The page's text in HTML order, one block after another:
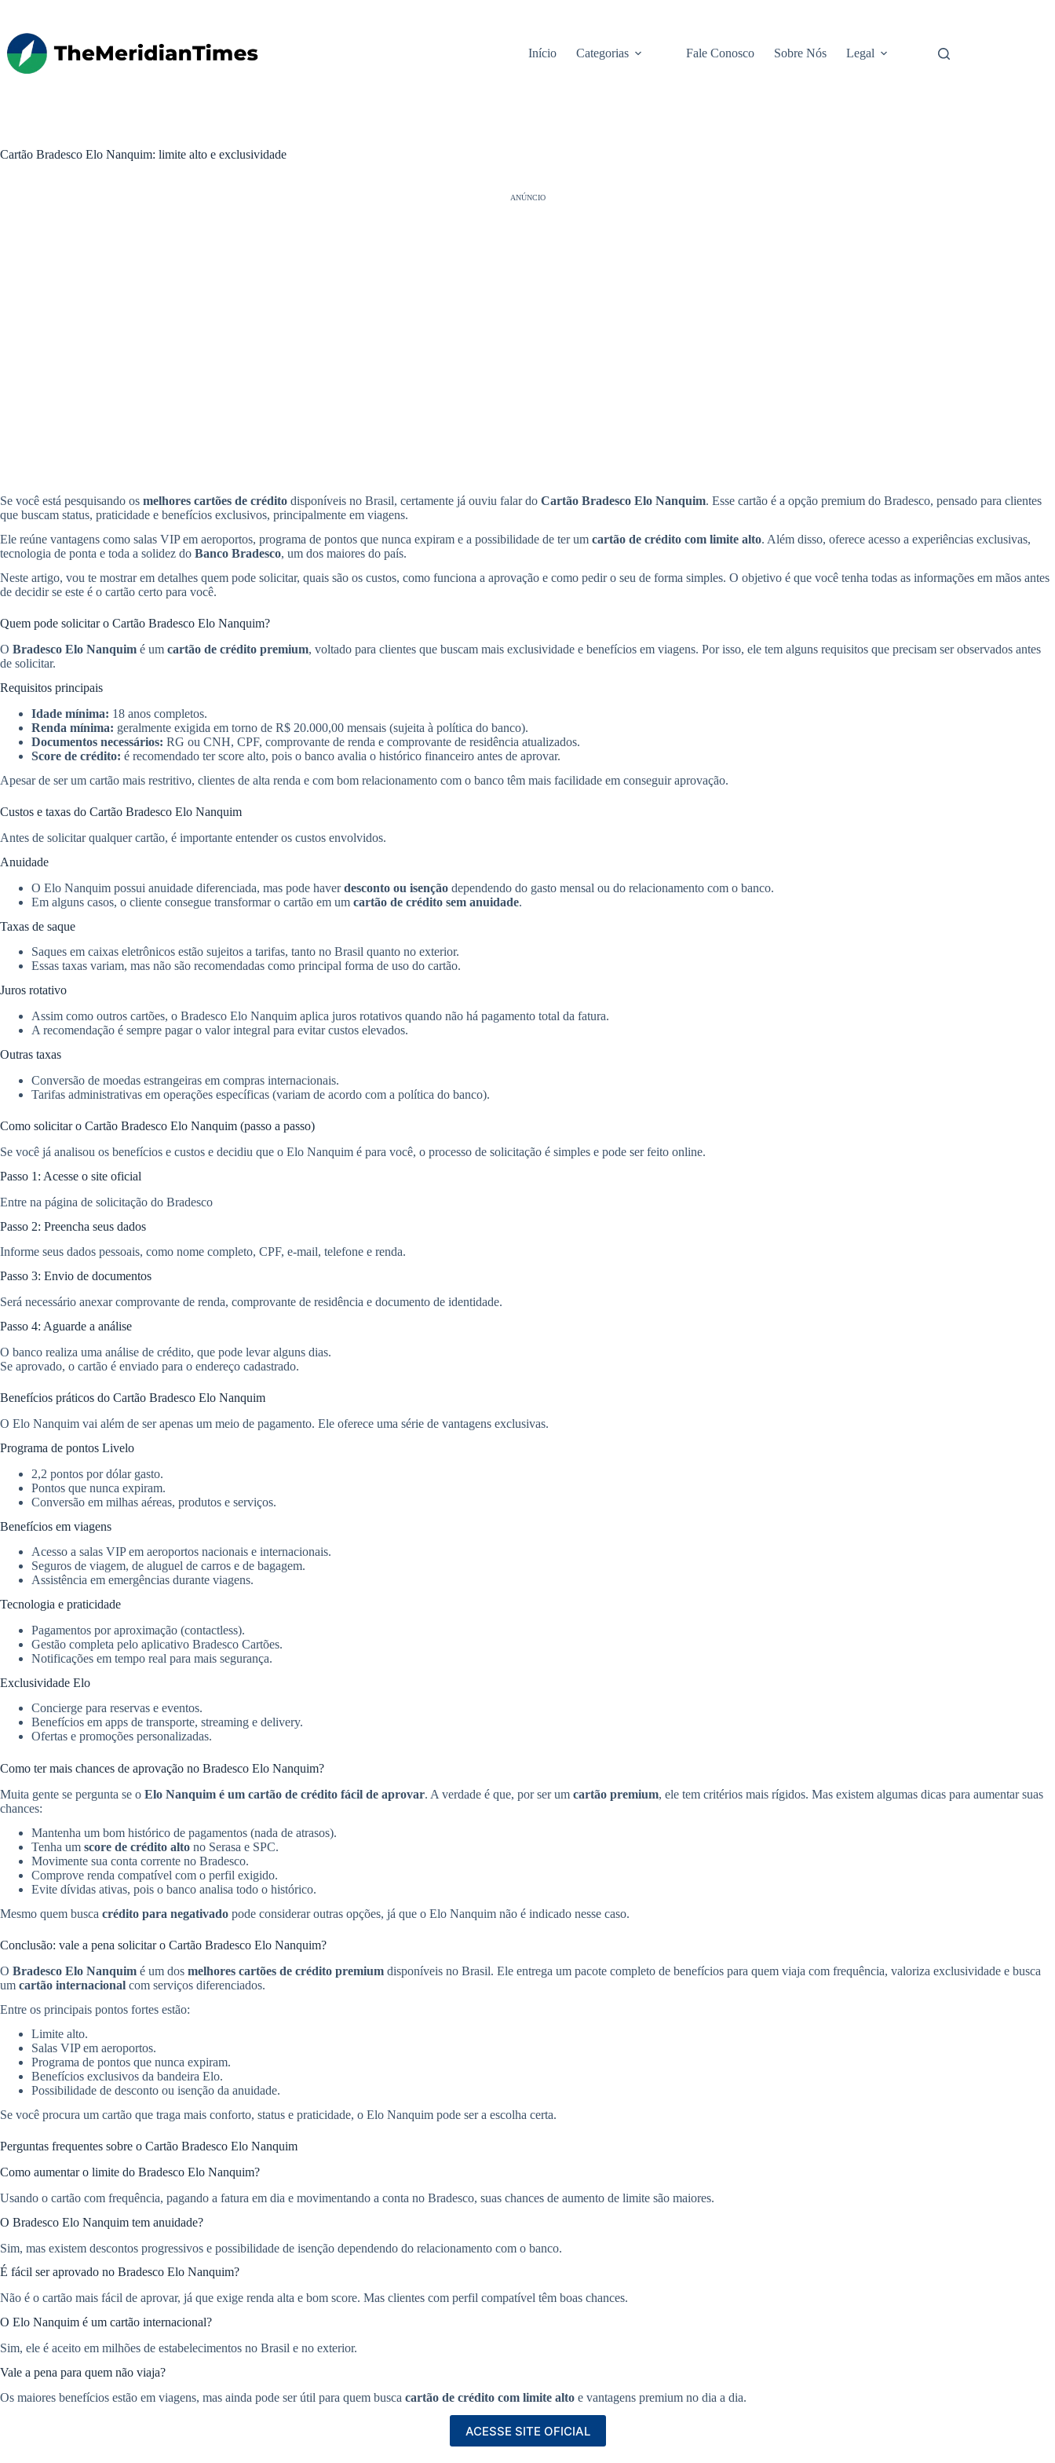
conteúdo
Início Categorias Fale Conosco Sobre Nós Legal
Cartão Bradesco Elo Nanquim: limite alto e exclusividade
ANÚNCIO
Se você está pesquisando os melhores cartões de crédito disponíveis no Brasil, certamente já ouviu falar do Cartão Bradesco Elo Nanquim. Esse cartão é a opção premium do Bradesco, pensado para clientes
que buscam status, praticidade e benefícios exclusivos, principalmente em viagens.
Ele reúne vantagens como salas VIP em aeroportos, programa de pontos que nunca expiram e a possibilidade de ter um cartão de crédito com limite alto. Além disso, oferece acesso a experiências exclusivas,
tecnologia de ponta e toda a solidez do Banco Bradesco, um dos maiores do país.
Neste artigo, vou te mostrar em detalhes quem pode solicitar, quais são os custos, como funciona a aprovação e como pedir o seu de forma simples. O objetivo é que você tenha todas as informações em mãos antes
de decidir se este é o cartão certo para você.
Quem pode solicitar o Cartão Bradesco Elo Nanquim?
O Bradesco Elo Nanquim é um cartão de crédito premium, voltado para clientes que buscam mais exclusividade e benefícios em viagens. Por isso, ele tem alguns requisitos que precisam ser observados antes
de solicitar.
Requisitos principais
Idade mínima: 18 anos completos.
Renda mínima: geralmente exigida em torno de R$ 20.000,00 mensais (sujeita à política do banco).
Documentos necessários: RG ou CNH, CPF, comprovante de renda e comprovante de residência atualizados.
Score de crédito: é recomendado ter score alto, pois o banco avalia o histórico financeiro antes de aprovar.
Apesar de ser um cartão mais restritivo, clientes de alta renda e com bom relacionamento com o banco têm mais facilidade em conseguir aprovação.
Custos e taxas do Cartão Bradesco Elo Nanquim
Antes de solicitar qualquer cartão, é importante entender os custos envolvidos.
Anuidade
O Elo Nanquim possui anuidade diferenciada, mas pode haverdesconto ou isenção dependendo do gasto mensal ou do relacionamento com o banco.
Em alguns casos, o cliente consegue transformar o cartão em um cartão de crédito sem anuidade.
Taxas de saque
Saques em caixas eletrônicos estão sujeitos a tarifas, tanto no Brasil quanto no exterior.
Essas taxas variam, mas não são recomendadas como principal forma de uso do cartão.
Juros rotativo
Assim como outros cartões, o Bradesco Elo Nanquim aplica juros rotativos quando não há pagamento total da fatura.
A recomendação é sempre pagar o valor integral para evitar custos elevados.
Outras taxas
Conversão de moedas estrangeiras em compras internacionais.
Tarifas administrativas em operações específicas (variam de acordo com a política do banco).
Como solicitar o Cartão Bradesco Elo Nanquim (passo a passo)
Se você já analisou os benefícios e custos e decidiu que o Elo Nanquim é para você, o processo de solicitação é simples e pode ser feito online.
Passo 1: Acesse o site oficial
Entre na página de solicitação do Bradesco
Passo 2: Preencha seus dados
Informe seus dados pessoais, como nome completo, CPF, e-mail, telefone e renda.
Passo 3: Envio de documentos
Será necessário anexar comprovante de renda, comprovante de residência e documento de identidade.
Passo 4: Aguarde a análise
O banco realiza uma análise de crédito, que pode levar alguns dias.
Se aprovado, o cartão é enviado para o endereço cadastrado.
Benefícios práticos do Cartão Bradesco Elo Nanquim
O Elo Nanquim vai além de ser apenas um meio de pagamento. Ele oferece uma série de vantagens exclusivas.
Programa de pontos Livelo
2,2 pontos por dólar gasto.
Pontos que nunca expiram.
Conversão em milhas aéreas, produtos e serviços.
Benefícios em viagens
Acesso a salas VIP em aeroportos nacionais e internacionais.
Seguros de viagem, de aluguel de carros e de bagagem.
Assistência em emergências durante viagens.
Tecnologia e praticidade
Pagamentos por aproximação (contactless).
Gestão completa pelo aplicativo Bradesco Cartões.
Notificações em tempo real para mais segurança.
Exclusividade Elo
Concierge para reservas e eventos.
Benefícios em apps de transporte, streaming e delivery.
Ofertas e promoções personalizadas.
Como ter mais chances de aprovação no Bradesco Elo Nanquim?
Muita gente se pergunta se o Elo Nanquim é um cartão de crédito fácil de aprovar. A verdade é que, por ser um cartão premium, ele tem critérios mais rígidos. Mas existem algumas dicas para aumentar suas
chances:
Mantenha um bom histórico de pagamentos (nada de atrasos).
Tenha um score de crédito alto no Serasa e SPC.
Movimente sua conta corrente no Bradesco.
Comprove renda compatível com o perfil exigido.
Evite dívidas ativas, pois o banco analisa todo o histórico.
Mesmo quem busca crédito para negativado pode considerar outras opções, já que o Elo Nanquim não é indicado nesse caso.
Conclusão: vale a pena solicitar o Cartão Bradesco Elo Nanquim?
O Bradesco Elo Nanquim é um dos melhores cartões de crédito premium disponíveis no Brasil. Ele entrega um pacote completo de benefícios para quem viaja com frequência, valoriza exclusividade e busca
um cartão internacional com serviços diferenciados.
Entre os principais pontos fortes estão:
Limite alto.
Salas VIP em aeroportos.
Programa de pontos que nunca expiram.
Benefícios exclusivos da bandeira Elo.
Possibilidade de desconto ou isenção da anuidade.
Se você procura um cartão que traga mais conforto, status e praticidade, o Elo Nanquim pode ser a escolha certa.
Perguntas frequentes sobre o Cartão Bradesco Elo Nanquim
Como aumentar o limite do Bradesco Elo Nanquim?
Usando o cartão com frequência, pagando a fatura em dia e movimentando a conta no Bradesco, suas chances de aumento de limite são maiores.
O Bradesco Elo Nanquim tem anuidade?
Sim, mas existem descontos progressivos e possibilidade de isenção dependendo do relacionamento com o banco.
É fácil ser aprovado no Bradesco Elo Nanquim?
Não é o cartão mais fácil de aprovar, já que exige renda alta e bom score. Mas clientes com perfil compatível têm boas chances.
O Elo Nanquim é um cartão internacional?
Sim, ele é aceito em milhões de estabelecimentos no Brasil e no exterior.
Vale a pena para quem não viaja?
Os maiores benefícios estão em viagens, mas ainda pode ser útil para quem busca cartão de crédito com limite alto e vantagens premium no dia a dia.
ACESSE SITE OFICIAL